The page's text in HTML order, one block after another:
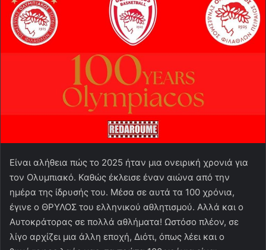
Είναι αλήθεια πώς το 2025 ήταν μια ονειρική χρονιά για
τον Ολυμπιακό. Καθώς έκλεισε έναν αιώνα από την
ημέρα της ίδρυσής του. Μέσα σε αυτά τα 100 χρόνια,
έγινε ο ΘΡΥΛΟΣ του ελληνικού αθλητισμού. Αλλά και ο
Αυτοκράτορας σε πολλά αθλήματα! Ωστόσο πλέον, σε
λίγο αρχίζει μια άλλη εποχή, Διότι, όπως λέει και ο